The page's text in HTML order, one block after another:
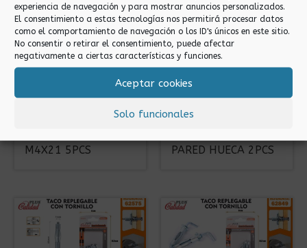
experiencia de navegación y para mostrar anuncios personalizados.
El consentimiento a estas tecnologías nos permitirá procesar datos
como el comportamiento de navegación o los ID's únicos en este sitio.
No consentir o retirar el consentimiento, puede afectar
negativamente a ciertas características y funciones.
Aceptar cookies
Solo funcionales
M4X21 5PCS
PARED HUECA 2PCS